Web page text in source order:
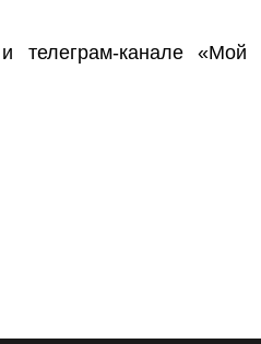
телеграм-канале«Мой